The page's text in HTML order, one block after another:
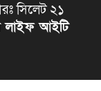
সিলেট ২১
লাইফ আইটি